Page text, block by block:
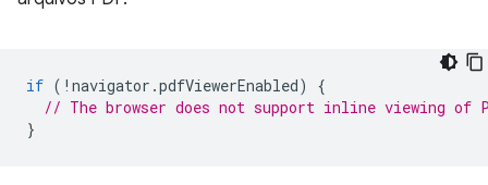
if ( ! navigator .pdfViewerEnabled)
{
// The browser does not support inline viewing of
}